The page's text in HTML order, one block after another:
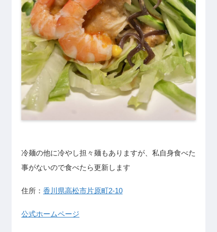
冷麺の他に冷やし担々麺もありますが、私自身食べた
事がないので食べたら更新します
住所： 香川県高松市片原町2-10
公式ホームページ